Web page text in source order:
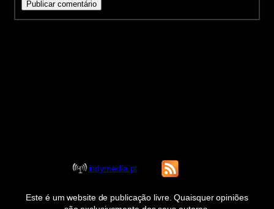
indymedia.pt
Este é um website de publicação livre. Quaisquer opiniões